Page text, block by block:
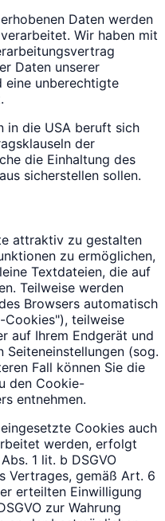
Daten werden
Wir haben mit
Daten unserer
eine unberechtigte
in die USA beruft sich
der
die Einhaltung des
sicherstellen sollen.
attraktiv zu gestalten
zu ermöglichen,
Textdateien, die auf
Teilweise werden
Browsers automatisch
Cookies"), teilweise
auf Ihrem Endgerät und
Seiteneinstellungen (sog.
Fall können Sie die
den Cookie-
entnehmen.
Cookies auch
werden, erfolgt
1 lit. b DSGVO
Vertrages, gemäß Art. 6
erteilten Einwilligung
zur Wahrung